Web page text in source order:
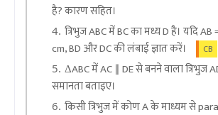
है? कारण सहित।
त्रिभुज ABC में BC का मध्य D है। यदि AB
cm, BD और DC की लंबाई ज्ञात करें।
CB
ΔABC में AC ∥ DE से बनने वाला त्रिभुज
समानता बताइए।
किसी त्रिभुज में कोण A के माध्यम से